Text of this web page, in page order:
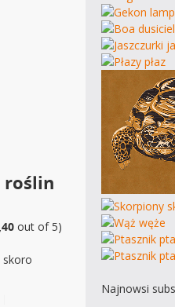
roślin
out of 5)
skoro
Najnowsi